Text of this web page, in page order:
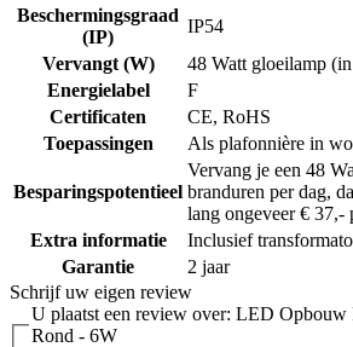
Beschermingsgraad
(IP)
IP54
Vervangt (W)
48 Watt gloeilamp
Energielabel
F
Certificaten
CE, RoHS
Toepassingen
Als plafonnière in
Besparingspotentieel
Vervang je een 48
branduren per dag,
lang ongeveer € 37,-
Extra informatie
Inclusief
Garantie
2 jaar
Schrijf uw eigen review
U plaatst een review over: LED Opbouw
Rond - 6W